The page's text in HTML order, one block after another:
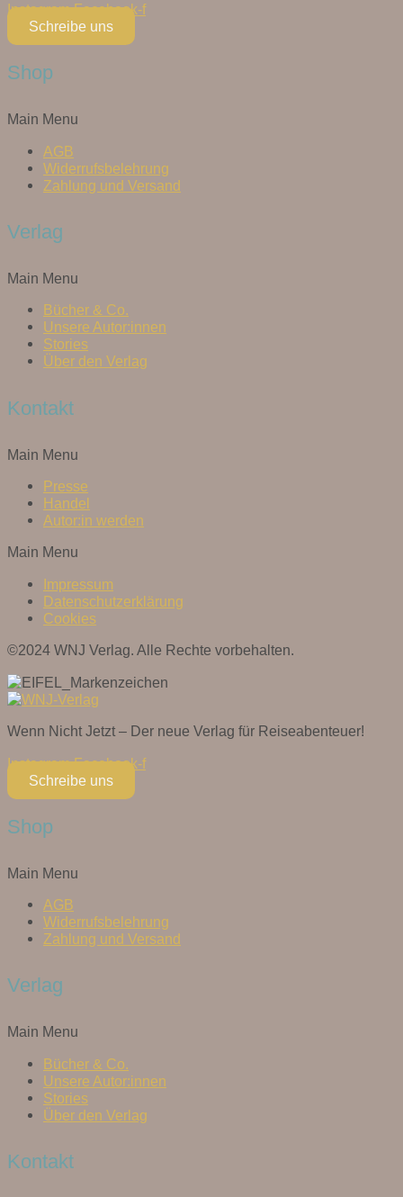
Instagram Facebook-f
Schreibe uns
Shop
Main Menu
AGB
Widerrufsbelehrung
Zahlung und Versand
Verlag
Main Menu
Bücher & Co.
Unsere Autor:innen
Stories
Über den Verlag
Kontakt
Main Menu
Presse
Handel
Autor:in werden
Main Menu
Impressum
Datenschutzerklärung
Cookies
©2024 WNJ Verlag. Alle Rechte vorbehalten.
Wenn Nicht Jetzt – Der neue Verlag für Reiseabenteuer!
Instagram Facebook-f
Schreibe uns
Shop
Main Menu
AGB
Widerrufsbelehrung
Zahlung und Versand
Verlag
Main Menu
Bücher & Co.
Unsere Autor:innen
Stories
Über den Verlag
Kontakt